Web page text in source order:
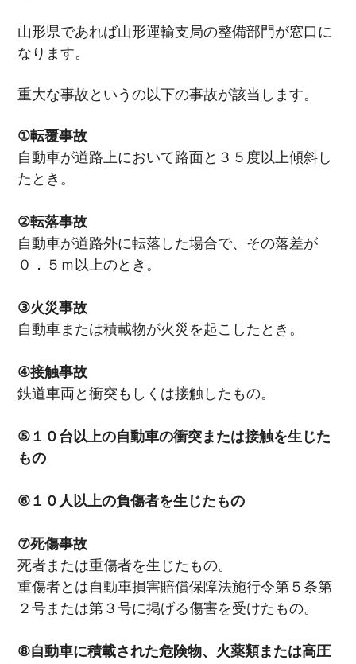
山形県であれば山形運輸支局の整備部門が窓口に
なります。
重大な事故というの以下の事故が該当します。
①転覆事故
自動車が道路上において路面と３５度以上傾斜し
たとき。
②転落事故
自動車が道路外に転落した場合で、その落差が
０．５ｍ以上のとき。
③火災事故
自動車または積載物が火災を起こしたとき。
④接触事故
鉄道車両と衝突もしくは接触したもの。
⑤１０台以上の自動車の衝突または接触を生じた
もの
⑥１０人以上の負傷者を生じたもの
⑦死傷事故
死者または重傷者を生じたもの。
重傷者とは自動車損害賠償保障法施行令第５条第
２号または第３号に掲げる傷害を受けたもの。
⑧自動車に積載された危険物、火薬類または高圧